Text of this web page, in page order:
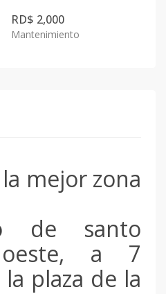
RD$ 2,000
Mantenimiento
mejor zona
de santo
oeste, a 7
plaza de la